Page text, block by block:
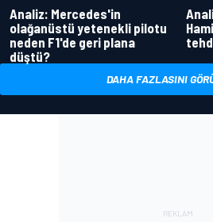
Analiz: Mercedes'in
olağanüstü yetenekli pilotu
neden F1'de geri plana
düştü?
DAHA FAZLASINI